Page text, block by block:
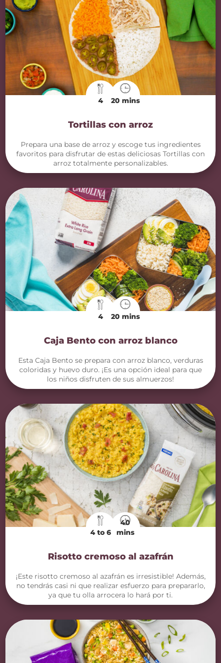
4 20 mins
Tortillas con arroz
Prepara una base de arroz y escoge tus ingredientes
favoritos para disfrutar de estas deliciosas Tortillas con
arroz totalmente personalizables.
4 20 mins
Caja Bento con arroz blanco
Esta Caja Bento se prepara con arroz blanco, verduras
coloridas y huevo duro. ¡Es una opción ideal para que
los niños disfruten de sus almuerzos!
4 to 6
40
mins
Risotto cremoso al azafrán
¡Este risotto cremoso al azafrán es irresistible! Además,
no tendrás casi ni que realizar esfuerzo para prepararlo,
ya que tu olla arrocera lo hará por ti.